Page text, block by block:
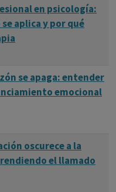
en psicología:
aplica y por qué
se apaga: entender
emocional
oscurece a la
el llamado